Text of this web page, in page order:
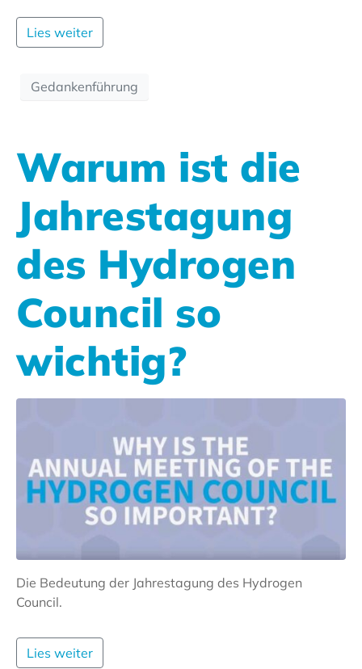
Lies weiter
Gedankenführung
Warum ist die
Jahrestagung
des Hydrogen
Council so
wichtig?
Die Bedeutung der Jahrestagung des Hydrogen
Council.
Lies weiter